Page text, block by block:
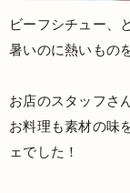
ビーフシチュー、
暑いのに熱いもの
お店のスタッフさ
お料理も素材の味
ェでした！